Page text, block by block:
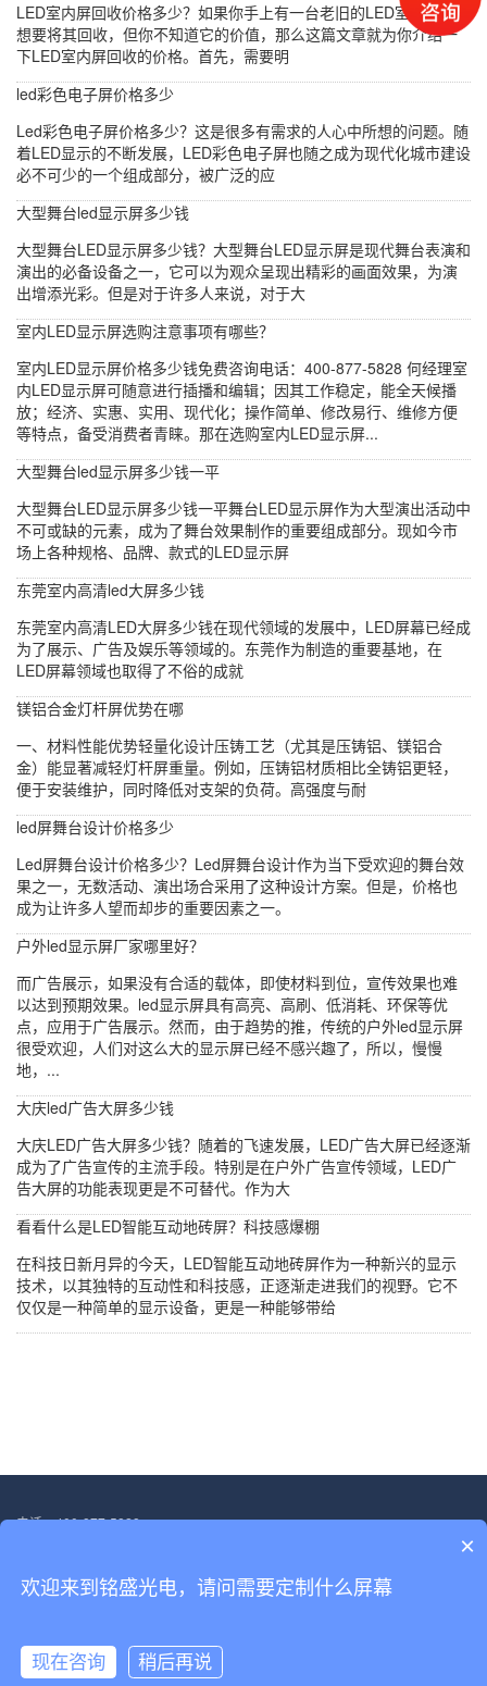
LED室内屏回收价格多少？如果你手上有一台老旧的LED室内屏，你
想要将其回收，但你不知道它的价值，那么这篇文章就为你介绍一
下LED室内屏回收的价格。首先，需要明
led彩色电子屏价格多少
Led彩色电子屏价格多少？这是很多有需求的人心中所想的问题。随
着LED显示的不断发展，LED彩色电子屏也随之成为现代化城市建设
必不可少的一个组成部分，被广泛的应
大型舞台led显示屏多少钱
大型舞台LED显示屏多少钱？大型舞台LED显示屏是现代舞台表演和
演出的必备设备之一，它可以为观众呈现出精彩的画面效果，为演
出增添光彩。但是对于许多人来说，对于大
室内LED显示屏选购注意事项有哪些？
室内LED显示屏价格多少钱免费咨询电话：400-877-5828 何经理室
内LED显示屏可随意进行插播和编辑；因其工作稳定，能全天候播
放；经济、实惠、实用、现代化；操作简单、修改易行、维修方便
等特点，备受消费者青睐。那在选购室内LED显示屏...
大型舞台led显示屏多少钱一平
大型舞台LED显示屏多少钱一平舞台LED显示屏作为大型演出活动中
不可或缺的元素，成为了舞台效果制作的重要组成部分。现如今市
场上各种规格、品牌、款式的LED显示屏
东莞室内高清led大屏多少钱
东莞室内高清LED大屏多少钱在现代领域的发展中，LED屏幕已经成
为了展示、广告及娱乐等领域的。东莞作为制造的重要基地，在
LED屏幕领域也取得了不俗的成就
镁铝合金灯杆屏优势在哪
一、材料性能优势轻量化设计压铸工艺（尤其是压铸铝、镁铝合
金）能显著减轻灯杆屏重量。例如，压铸铝材质相比全铸铝更轻，
便于安装维护，同时降低对支架的负荷。高强度与耐
led屏舞台设计价格多少
Led屏舞台设计价格多少？Led屏舞台设计作为当下受欢迎的舞台效
果之一，无数活动、演出场合采用了这种设计方案。但是，价格也
成为让许多人望而却步的重要因素之一。
户外led显示屏厂家哪里好？
而广告展示，如果没有合适的载体，即使材料到位，宣传效果也难
以达到预期效果。led显示屏具有高亮、高刷、低消耗、环保等优
点，应用于广告展示。然而，由于趋势的推，传统的户外led显示屏
很受欢迎，人们对这么大的显示屏已经不感兴趣了，所以，慢慢
地，...
大庆led广告大屏多少钱
大庆LED广告大屏多少钱？随着的飞速发展，LED广告大屏已经逐渐
成为了广告宣传的主流手段。特别是在户外广告宣传领域，LED广
告大屏的功能表现更是不可替代。作为大
看看什么是LED智能互动地砖屏？科技感爆棚
在科技日新月异的今天，LED智能互动地砖屏作为一种新兴的显示
技术，以其独特的互动性和科技感，正逐渐走进我们的视野。它不
仅仅是一种简单的显示设备，更是一种能够带给
电话：400-877-5828
Copyright © 2022-2030 深圳市铭盛光电科技有限公司 版权所有
×
欢迎来到铭盛光电，请问需要定制什么屏幕
现在咨询 稍后再说